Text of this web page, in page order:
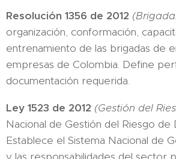
Resolución 1356 de 2012
organización, conformación,
entrenamiento de las brigadas de
empresas de Colombia. Define
documentación requerida.
Ley 1523 de 2012 (Gestión del
Nacional de Gestión del Riesgo de
Establece el Sistema Nacional de